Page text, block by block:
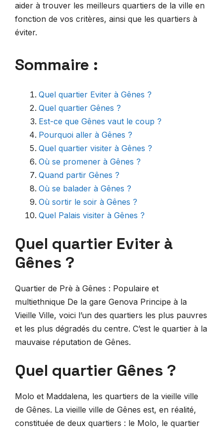
aider à trouver les meilleurs quartiers de la ville en
fonction de vos critères, ainsi que les quartiers à
éviter.
Sommaire :
Quel quartier Eviter à Gênes ?
Quel quartier Gênes ?
Est-ce que Gênes vaut le coup ?
Pourquoi aller à Gênes ?
Quel quartier visiter à Gênes ?
Où se promener à Gênes ?
Quand partir Gênes ?
Où se balader à Gênes ?
Où sortir le soir à Gênes ?
Quel Palais visiter à Gênes ?
Quel quartier Eviter à
Gênes ?
Quartier de Prè à Gênes : Populaire et
multiethnique De la gare Genova Principe à la
Vieille Ville, voici l’un des quartiers les plus pauvres
et les plus dégradés du centre. C’est le quartier à la
mauvaise réputation de Gênes.
Quel quartier Gênes ?
Molo et Maddalena, les quartiers de la vieille ville
de Gênes. La vieille ville de Gênes est, en réalité,
constituée de deux quartiers : le Molo, le quartier